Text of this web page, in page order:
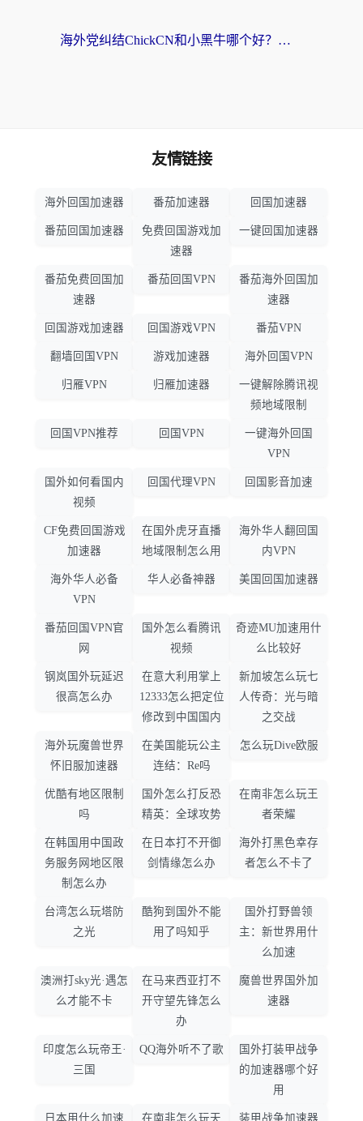
海外党纠结ChickCN和小黑牛哪个好？一篇帮你选对回国加速器的实用指南
友情链接
海外回国加速器 番茄加速器 回国加速器
番茄回国加速器
免费回国游戏加
速器
一键回国加速器
番茄免费回国加
速器
番茄回国VPN
番茄海外回国加
速器
回国游戏加速器 回国游戏VPN 番茄VPN
翻墙回国VPN 游戏加速器 海外回国VPN
归雁VPN 归雁加速器
一键解除腾讯视
频地域限制
回国VPN推荐 回国VPN
一键海外回国
VPN
国外如何看国内
视频
回国代理VPN 回国影音加速
CF免费回国游戏
加速器
在国外虎牙直播
地域限制怎么用
海外华人翻回国
内VPN
海外华人必备
VPN
华人必备神器 美国回国加速器
番茄回国VPN官
网
国外怎么看腾讯
视频
奇迹MU加速用什
么比较好
钢岚国外玩延迟
很高怎么办
在意大利用掌上
12333怎么把定位
修改到中国国内
新加坡怎么玩七
人传奇：光与暗
之交战
海外玩魔兽世界
怀旧服加速器
在美国能玩公主
连结：Re吗
怎么玩Dive欧服
优酷有地区限制
吗
国外怎么打反恐
精英：全球攻势
在南非怎么玩王
者荣耀
在韩国用中国政
务服务网地区限
制怎么办
在日本打不开御
剑情缘怎么办
海外打黑色幸存
者怎么不卡了
台湾怎么玩塔防
之光
酷狗到国外不能
用了吗知乎
国外打野兽领
主：新世界用什
么加速
澳洲打sky光·遇怎
么才能不卡
在马来西亚打不
开守望先锋怎么
办
魔兽世界国外加
速器
印度怎么玩帝王·
三国
QQ海外听不了歌
国外打装甲战争
的加速器哪个好
用
日本用什么加速 在南非怎么玩天 装甲战争加速器